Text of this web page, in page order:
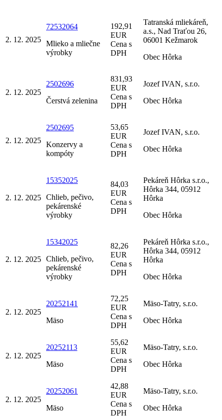
2. 12. 2025
72532064
Mlieko a mliečne
výrobky
192,91
EUR
Cena s
DPH
Tatranská mliekáreň,
a.s., Nad Traťou 26,
06001 Kežmarok
Obec Hôrka
2. 12. 2025
2502696
Čerstvá zelenina
831,93
EUR
Cena s
DPH
Jozef IVAN, s.r.o.
Obec Hôrka
2. 12. 2025
2502695
Konzervy a
kompóty
53,65
EUR
Cena s
DPH
Jozef IVAN, s.r.o.
Obec Hôrka
2. 12. 2025
15352025
Chlieb, pečivo,
pekárenské
výrobky
84,03
EUR
Cena s
DPH
Pekáreň Hôrka s.r.o.,
Hôrka 344, 05912
Hôrka
Obec Hôrka
2. 12. 2025
15342025
Chlieb, pečivo,
pekárenské
výrobky
82,26
EUR
Cena s
DPH
Pekáreň Hôrka s.r.o.,
Hôrka 344, 05912
Hôrka
Obec Hôrka
2. 12. 2025
20252141
Mäso
72,25
EUR
Cena s
DPH
Mäso-Tatry, s.r.o.
Obec Hôrka
2. 12. 2025
20252113
Mäso
55,62
EUR
Cena s
DPH
Mäso-Tatry, s.r.o.
Obec Hôrka
2. 12. 2025
20252061
Mäso
42,88
EUR
Cena s
DPH
Mäso-Tatry, s.r.o.
Obec Hôrka